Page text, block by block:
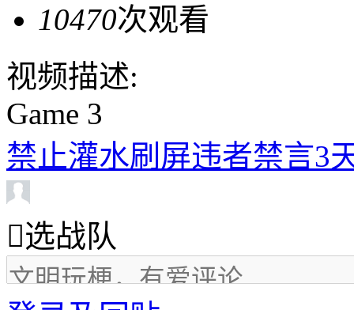
10470次观看
视频描述:
Game 3
禁止灌水刷屏违者禁言3
选战队